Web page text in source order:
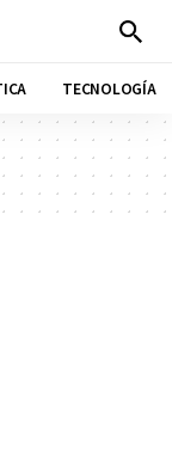
TECNOLOGÍA